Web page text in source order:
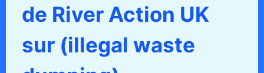
de River Action UK
sur (illegal waste